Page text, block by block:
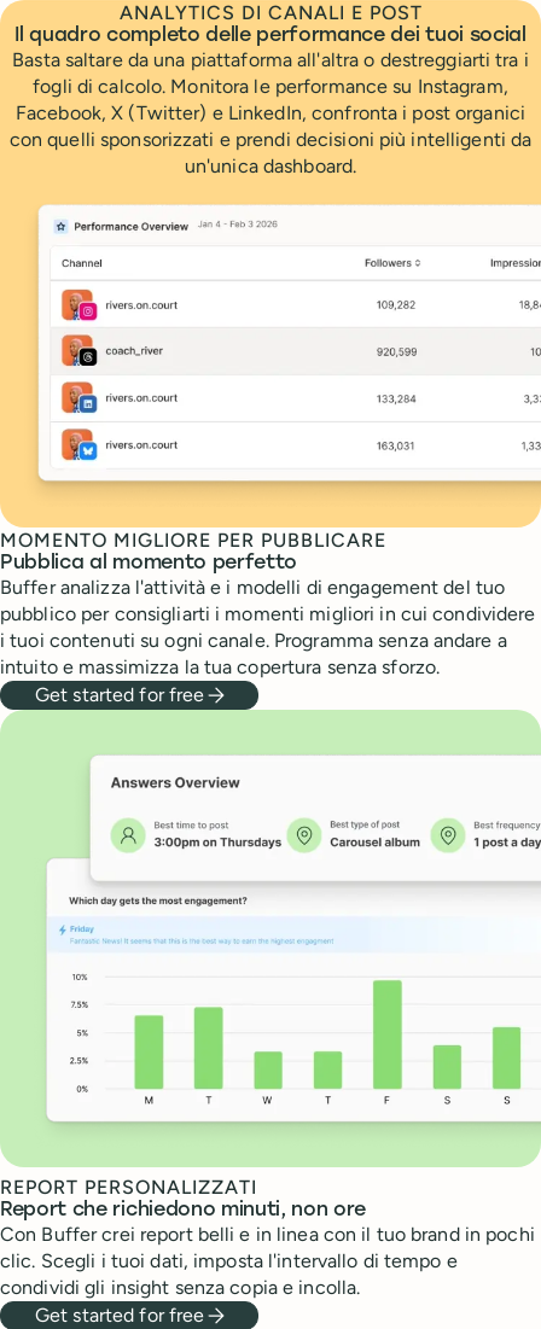
ANALYTICS DI CANALI E POST
Il quadro completo delle performance dei tuoi social
Basta saltare da una piattaforma all'altra o destreggiarti tra i
fogli di calcolo. Monitora le performance su Instagram,
Facebook, X (Twitter) e LinkedIn, confronta i post organici
con quelli sponsorizzati e prendi decisioni più intelligenti da
un'unica dashboard.
MOMENTO MIGLIORE PER PUBBLICARE
Pubblica al momento perfetto
Buffer analizza l'attività e i modelli di engagement del tuo
pubblico per consigliarti i momenti migliori in cui condividere
i tuoi contenuti su ogni canale. Programma senza andare a
intuito e massimizza la tua copertura senza sforzo.
Get started for free
REPORT PERSONALIZZATI
Report che richiedono minuti, non ore
Con Buffer crei report belli e in linea con il tuo brand in pochi
clic. Scegli i tuoi dati, imposta l'intervallo di tempo e
condividi gli insight senza copia e incolla.
Get started for free